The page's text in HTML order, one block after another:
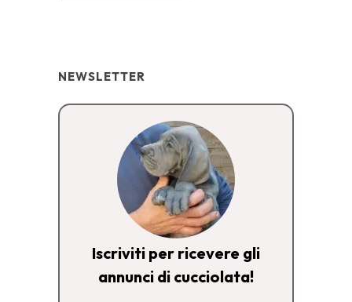
NEWSLETTER
Iscriviti per ricevere gli
annunci di cucciolata!